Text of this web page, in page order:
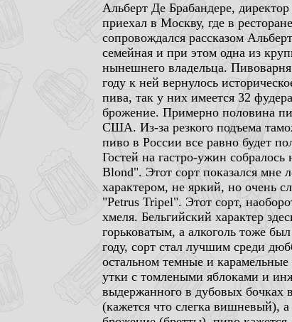
Альберт Де Брабандере,
приехал в Москву, где в
сопровождался рассказом
семейная и при этом одна из
нынешнего владельца.
году к ней вернулось
пива, так у них имеется 32
брожение. Примерно половина
США. Из-за резкого подъема
пиво в России все равно будет
Гостей на гастро-ужин
Blond". Этот сорт показался мне
характером, не яркий, но очень
"Petrus Tripel". Этот сорт,
хмеля. Бельгийский характер
горьковатым, а алкоголь тоже
году, сорт стал лучшим среди
остальном темные и
утки с томлеными яблоками и
выдержанного в дубовых бочках
(кажется что слегка вишневый),